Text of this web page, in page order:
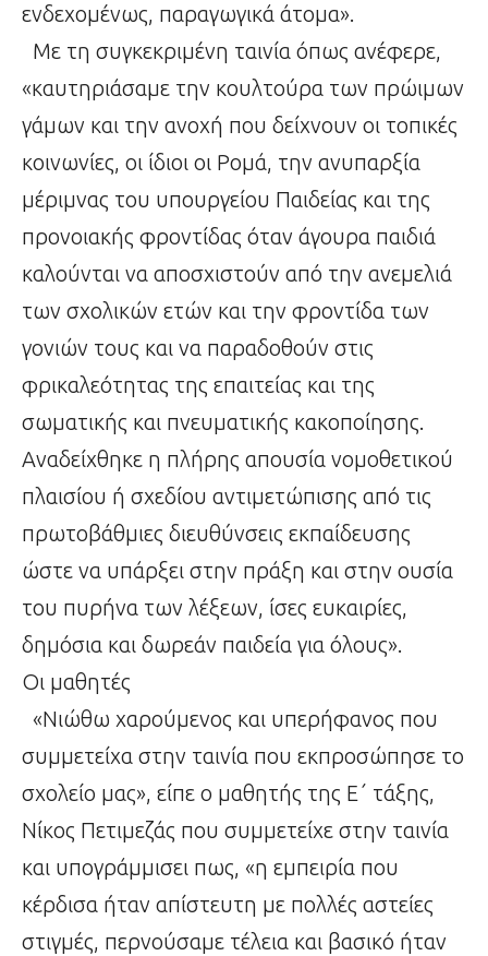
ενδεχομένως, παραγωγικά άτομα».
Με τη συγκεκριμένη ταινία όπως ανέφερε,
«καυτηριάσαμε την κουλτούρα των πρώιμων
γάμων και την ανοχή που δείχνουν οι τοπικές
κοινωνίες, οι ίδιοι οι Ρομά, την ανυπαρξία
μέριμνας του υπουργείου Παιδείας και της
προνοιακής φροντίδας όταν άγουρα παιδιά
καλούνται να αποσχιστούν από την ανεμελιά
των σχολικών ετών και την φροντίδα των
γονιών τους και να παραδοθούν στις
φρικαλεότητας της επαιτείας και της
σωματικής και πνευματικής κακοποίησης.
Αναδείχθηκε η πλήρης απουσία νομοθετικού
πλαισίου ή σχεδίου αντιμετώπισης από τις
πρωτοβάθμιες διευθύνσεις εκπαίδευσης
ώστε να υπάρξει στην πράξη και στην ουσία
του πυρήνα των λέξεων, ίσες ευκαιρίες,
δημόσια και δωρεάν παιδεία για όλους».
Οι μαθητές
«Νιώθω χαρούμενος και υπερήφανος που
συμμετείχα στην ταινία που εκπροσώπησε το
σχολείο μας», είπε ο μαθητής της Ε΄ τάξης,
Νίκος Πετιμεζάς που συμμετείχε στην ταινία
και υπογράμμισει πως, «η εμπειρία που
κέρδισα ήταν απίστευτη με πολλές αστείες
στιγμές, περνούσαμε τέλεια και βασικό ήταν